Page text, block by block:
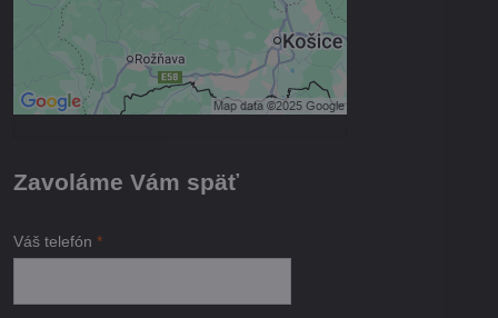
Povoliť a zapamätať - súhlas s
druhom cookie: Funkčné
Otvoriť obsah v novom okne
Zavoláme Vám späť
Váš telefón *